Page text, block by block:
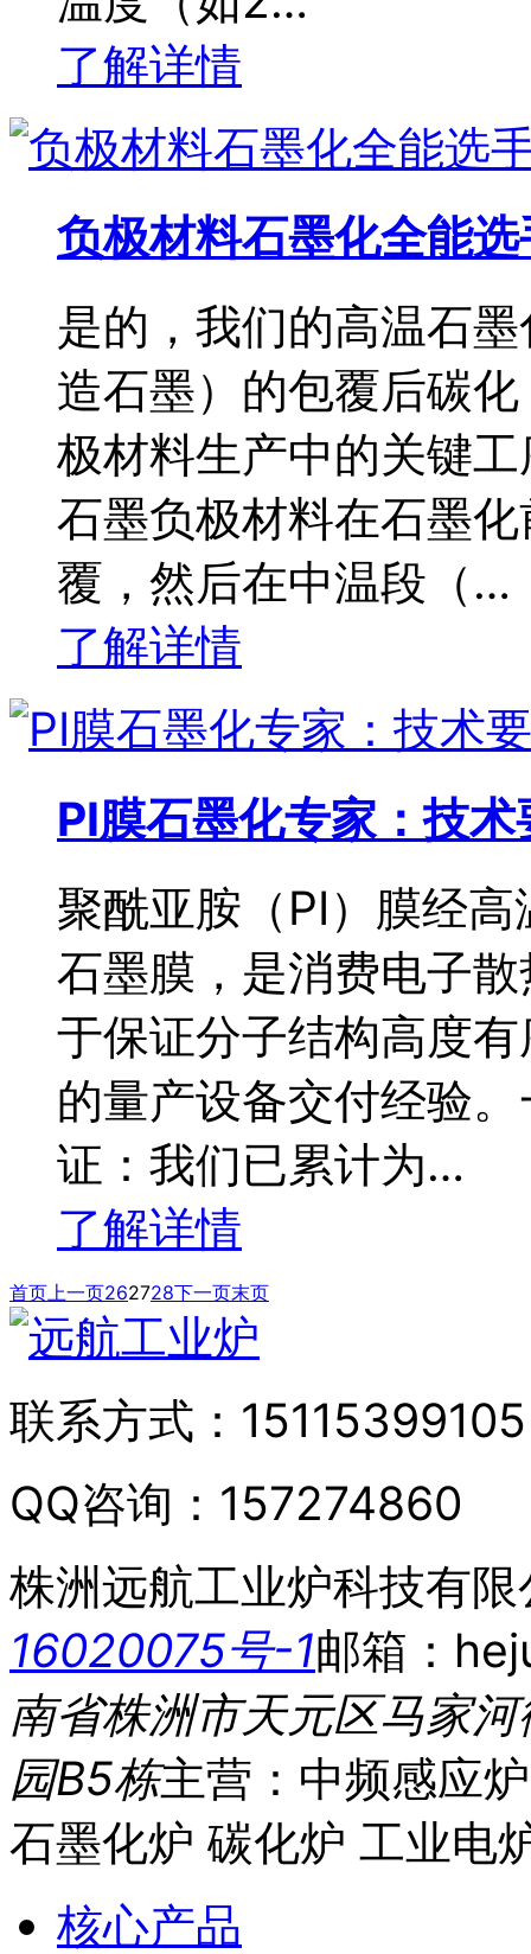
了解详情
负极材料石墨化全能
是的，我们的高温石
造石墨）的包覆后碳
极材料生产中的关键
石墨负极材料在石墨
覆，然后在中温段（…
了解详情
PI膜石墨化专家：技
聚酰亚胺（PI）膜经
石墨膜，是消费电子
于保证分子结构高度
的量产设备交付经验
证：我们已累计为…
了解详情
首页 上一页262728下一页末页
联系方式：
QQ咨询： 157274860
株洲远航工业炉科技有限
16020075号-1邮箱：
南省株洲市天元区马家
园B5栋主营：中频感应
石墨化炉 碳化炉 工业电
核心产品